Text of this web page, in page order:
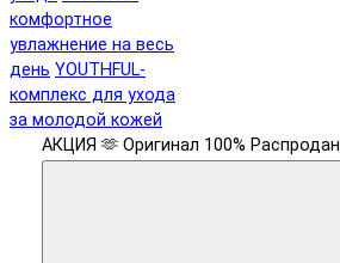
комфортное
увлажнение на весь
день YOUTHFUL-
комплекс для ухода
за молодой кожей
АКЦИЯ 🫶 Оригинал 100% Распродан